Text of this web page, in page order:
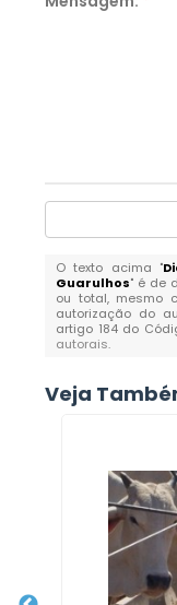
O texto acima "
Guarulhos" é de
ou total, mesmo
autorização do
artigo 184 do
autorais.
Veja